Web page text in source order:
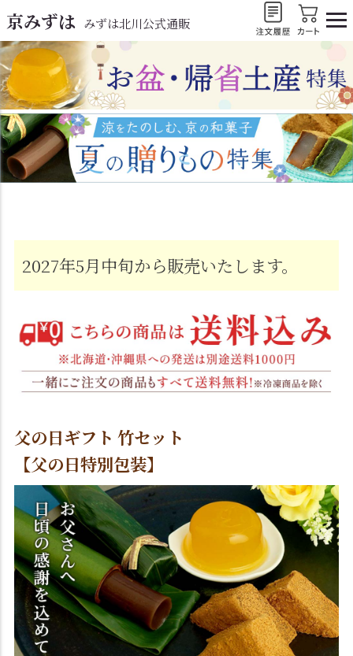
京みずは みずは北川公式通販
2027年5月中旬から販売いたします。
父の日ギフト 竹セット
【父の日特別包装】